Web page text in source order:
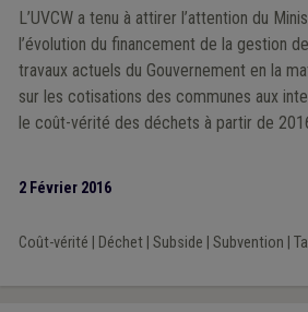
L’UVCW a tenu à attirer l’attention du
l’évolution du financement de la gestion
travaux actuels du Gouvernement en la
sur les cotisations des communes aux
le coût-vérité des déchets à partir de
2 Février 2016
Coût-vérité Déchet| Subside Subvention